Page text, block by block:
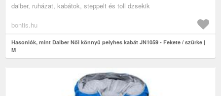
daiber, ruházat, kabátok, steppelt és toll dzsekik
bontis.hu
Hasonlók, mint Daiber Női könnyű pelyhes kabát JN1059 - Fekete / szürke |
M